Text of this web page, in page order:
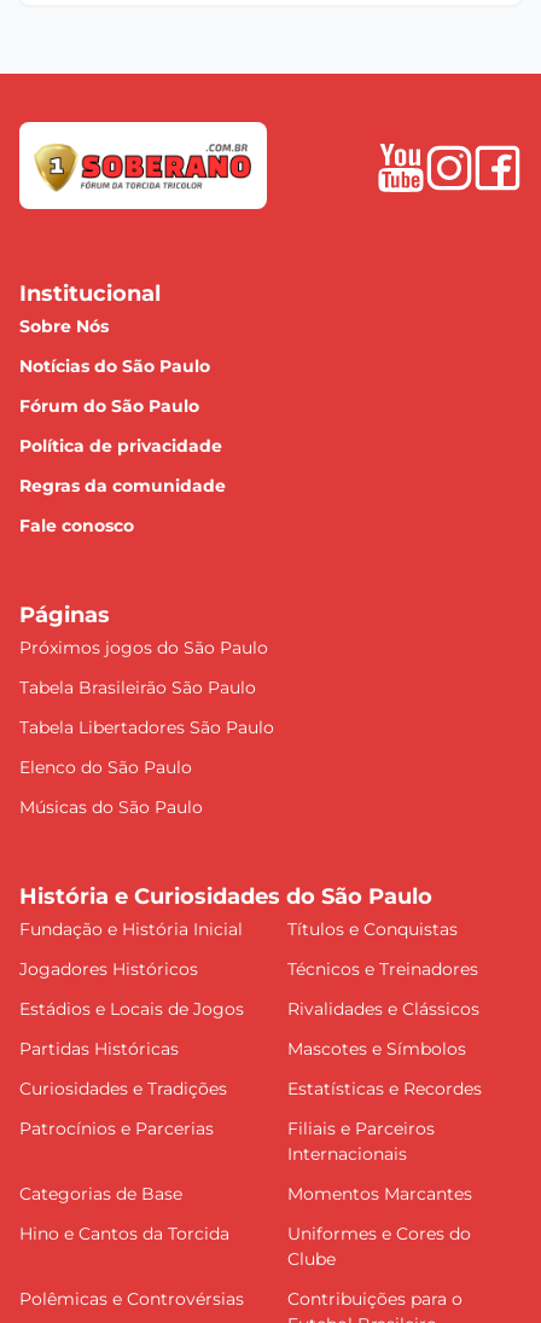
Institucional
Sobre Nós
Notícias do São Paulo
Fórum do São Paulo
Política de privacidade
Regras da comunidade
Fale conosco
Páginas
Próximos jogos do São Paulo
Tabela Brasileirão São Paulo
Tabela Libertadores São Paulo
Elenco do São Paulo
Músicas do São Paulo
História e Curiosidades do São Paulo
Fundação e História Inicial
Títulos e Conquistas
Jogadores Históricos
Técnicos e Treinadores
Estádios e Locais de Jogos
Rivalidades e Clássicos
Partidas Históricas
Mascotes e Símbolos
Curiosidades e Tradições
Estatísticas e Recordes
Patrocínios e Parcerias
Filiais e Parceiros
Internacionais
Categorias de Base
Momentos Marcantes
Hino e Cantos da Torcida
Uniformes e Cores do
Clube
Polêmicas e Controvérsias
Contribuições para o